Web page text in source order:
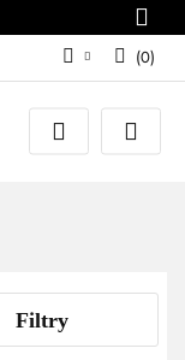
Zaloguj się
Załóż konto
(0)
Filtry